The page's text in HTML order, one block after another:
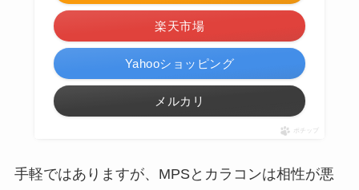
楽天市場
Yahooショッピング
メルカリ
ポチップ
手軽ではありますが、MPSとカラコンは相性が悪